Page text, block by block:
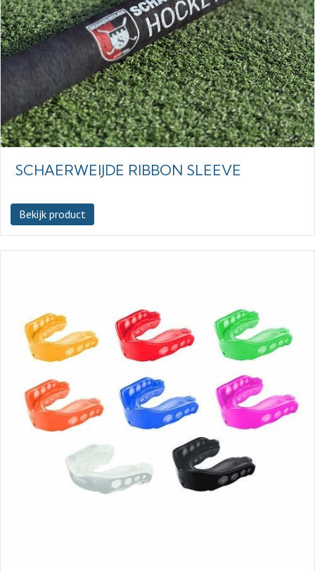
SCHAERWEIJDE RIBBON SLEEVE
Bekijk product